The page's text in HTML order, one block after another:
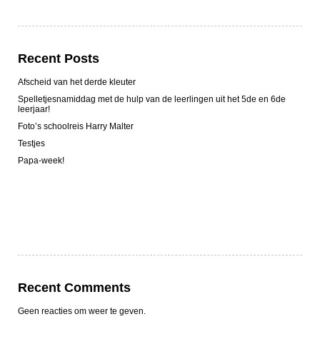
Recent Posts
Afscheid van het derde kleuter
Spelletjesnamiddag met de hulp van de leerlingen uit het 5de en 6de
leerjaar!
Foto’s schoolreis Harry Malter
Testjes
Papa-week!
Recent Comments
Geen reacties om weer te geven.